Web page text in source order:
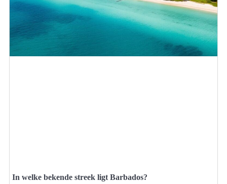
In welke bekende streek ligt Barbados?